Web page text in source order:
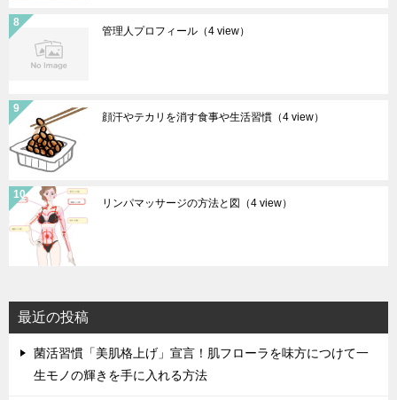
管理人プロフィール （4 view）
顔汗やテカリを消す食事や生活習慣 （4 view）
リンパマッサージの方法と図 （4 view）
最近の投稿
菌活習慣「美肌格上げ」宣言！肌フローラを味方につけて一
生モノの輝きを手に入れる方法